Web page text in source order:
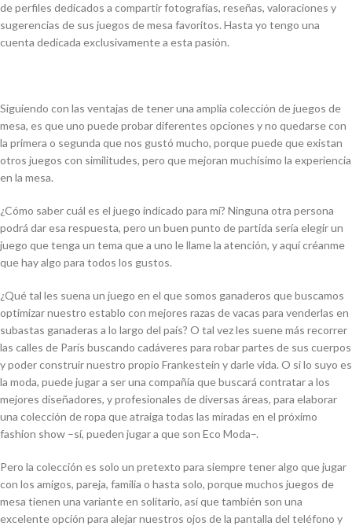
de perfiles dedicados a compartir fotografías, reseñas, valoraciones y
sugerencias de sus juegos de mesa favoritos. Hasta yo tengo una
cuenta dedicada exclusivamente a esta pasión.
Siguiendo con las ventajas de tener una amplia colección de juegos de
mesa, es que uno puede probar diferentes opciones y no quedarse con
la primera o segunda que nos gustó mucho, porque puede que existan
otros juegos con similitudes, pero que mejoran muchísimo la experiencia
en la mesa.
¿Cómo saber cuál es el juego indicado para mí? Ninguna otra persona
podrá dar esa respuesta, pero un buen punto de partida sería elegir un
juego que tenga un tema que a uno le llame la atención, y aquí créanme
que hay algo para todos los gustos.
¿Qué tal les suena un juego en el que somos ganaderos que buscamos
optimizar nuestro establo con mejores razas de vacas para venderlas en
subastas ganaderas a lo largo del país? O tal vez les suene más recorrer
las calles de París buscando cadáveres para robar partes de sus cuerpos
y poder construir nuestro propio Frankestein y darle vida. O si lo suyo es
la moda, puede jugar a ser una compañía que buscará contratar a los
mejores diseñadores, y profesionales de diversas áreas, para elaborar
una colección de ropa que atraiga todas las miradas en el próximo
fashion show –sí, pueden jugar a que son Eco Moda–.
Pero la colección es solo un pretexto para siempre tener algo que jugar
con los amigos, pareja, familia o hasta solo, porque muchos juegos de
mesa tienen una variante en solitario, así que también son una
excelente opción para alejar nuestros ojos de la pantalla del teléfono y